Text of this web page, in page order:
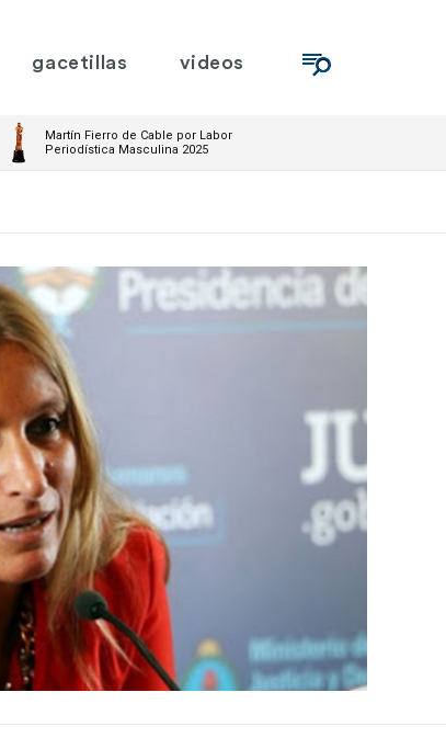
gacetillas videos
Martín Fierro de Cable por Labor
Periodística Masculina 2025